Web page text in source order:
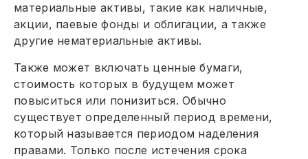
материальные активы, такие как наличные,
акции, паевые фонды и облигации, а также
другие нематериальные активы.
Также может включать ценные бумаги,
стоимость которых в будущем может
повыситься или понизиться. Обычно
существует определенный период времени,
который называется периодом наделения
правами. Только после истечения срока